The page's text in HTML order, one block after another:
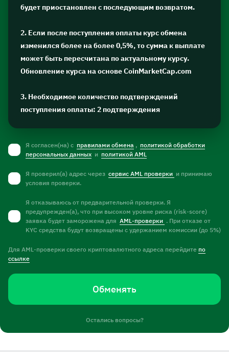
будет приостановлен с последующим возвратом.
2. Если после поступления оплаты курс обмена
изменился более на более 0,5%, то сумма к выплате
может быть пересчитана по актуальному курсу.
Обновление курса на основе CoinMarketCap.com
3. Необходимое количество подтверждений
поступления оплаты: 2 подтверждения
Я согласен(на) с правилами обмена , политикой обработки
персональных данных и политикой AML
Я проверил(а) адрес через сервис AML проверки и принимаю
условия проверки.
Я отказываюсь от предварительной проверки. Я
предупрежден(а), что при высоком уровне риска (risk-score)
заявка будет заморожена для AML-проверки . При отказе от
KYC средства будут возвращены с удержанием комиссии (до 5%)
Для AML-проверки своего криптовалютного адреса перейдите по
ссылке
Обменять
Остались вопросы?